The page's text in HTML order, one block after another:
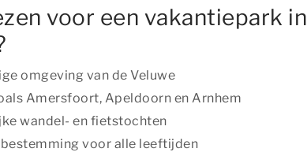
voor een vakantiepark in
omgeving van de Veluwe
Amersfoort, Apeldoorn en Arnhem
wandel- en fietstochten
voor alle leeftijden